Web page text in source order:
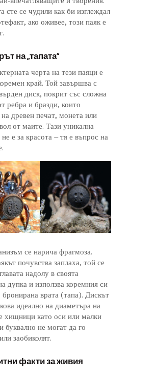
сте се чудили как би изглеждал
ако оживее, този паяк е
на „тапата“
черта на тези паяци е
край. Той завършва с
диск, покрит със сложна
ребра и бразди, които
древен печат, монета или
от маите. Тази уникална
е за красота – тя е въпрос на
се нарича фрагмоза.
почувства заплаха, той се
надолу в своята
дупка и използва коремния си
бронирана врата (тапа). Дискът
идеално на диаметъра на
хищници като оси или малки
буквално не могат да го
заобиколят.
факти за живия